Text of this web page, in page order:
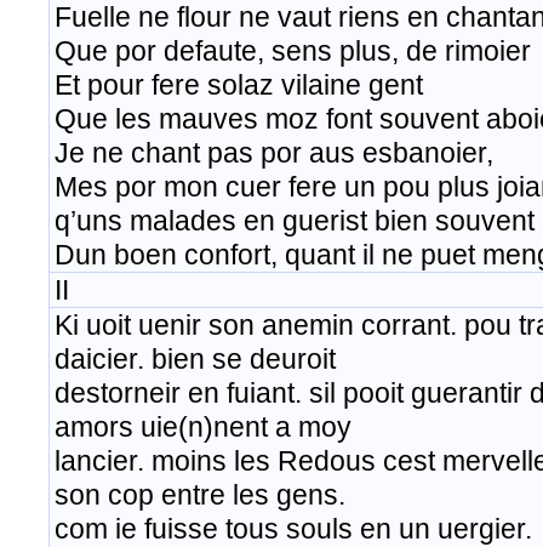
Fuelle ne flour ne vaut riens en
Que por defaute, sens plus, de rimoier
Et pour fere solaz vilaine gent
Que les mauves moz font souvent
Je ne chant pas por aus esbanoier,
Mes por mon cuer fere un pou plus
q’uns malades en guerist bien souvent
Dun boen confort, quant il ne puet
II
Ki uoit uenir son anemin corrant. pou
daicier. bien se deuroit
destorneir en fuiant. sil pooit guerantir
amors uie(n)nent a moy
lancier. moins les Redous cest
son cop entre les gens.
com ie fuisse tous souls en un uergier.